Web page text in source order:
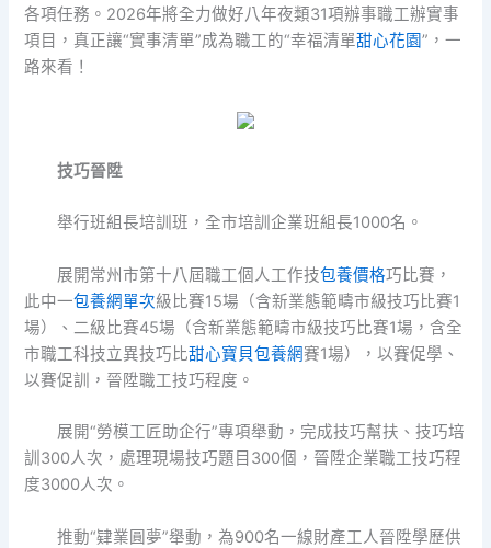
各項任務。2026年將全力做好八年夜類31項辦事職工辦實事
項目，真正讓“實事清單”成為職工的“幸福清單甜心花園”，一
路來看！
技巧晉陞
舉行班組長培訓班，全市培訓企業班組長1000名。
展開常州市第十八屆職工個人工作技包養價格巧比賽，
此中一包養網單次級比賽15場（含新業態範疇市級技巧比賽1
場）、二級比賽45場（含新業態範疇市級技巧比賽1場，含全
市職工科技立異技巧比甜心寶貝包養網賽1場），以賽促學、
以賽促訓，晉陞職工技巧程度。
展開“勞模工匠助企行”專項舉動，完成技巧幫扶、技巧培
訓300人次，處理現場技巧題目300個，晉陞企業職工技巧程
度3000人次。
推動“肄業圓夢”舉動，為900名一線財產工人晉陞學歷供